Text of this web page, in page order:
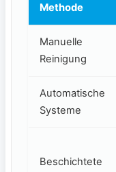
Methode
Manuelle
Reinigung
Automatische⁤
Systeme
Beschichtete